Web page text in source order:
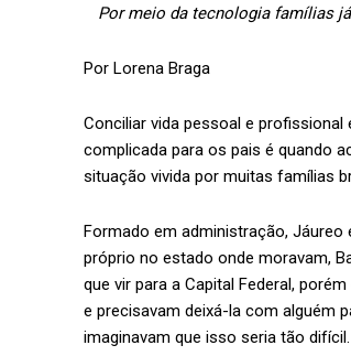
Por meio da tecnologia famílias
Por Lorena Braga
Conciliar vida pessoal e
complicada para os pais é quando
situação vivida por muitas famílias
Formado em administração,
próprio no estado onde moravam,
que vir para a Capital Federal,
e precisavam deixá-la com alguém
imaginavam que isso seria tão difícil.